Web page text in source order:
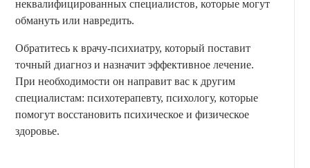
неквалифицированных специалистов, которые могут
обмануть или навредить.
Обратитесь к врачу-психиатру, который поставит
точный диагноз и назначит эффективное лечение.
При необходимости он направит вас к другим
специалистам: психотерапевту, психологу, которые
помогут восстановить психическое и физическое
здоровье.